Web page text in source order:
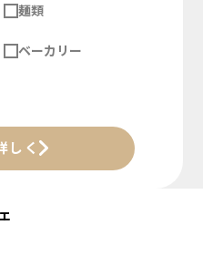
麺類
ベーカリー
しく